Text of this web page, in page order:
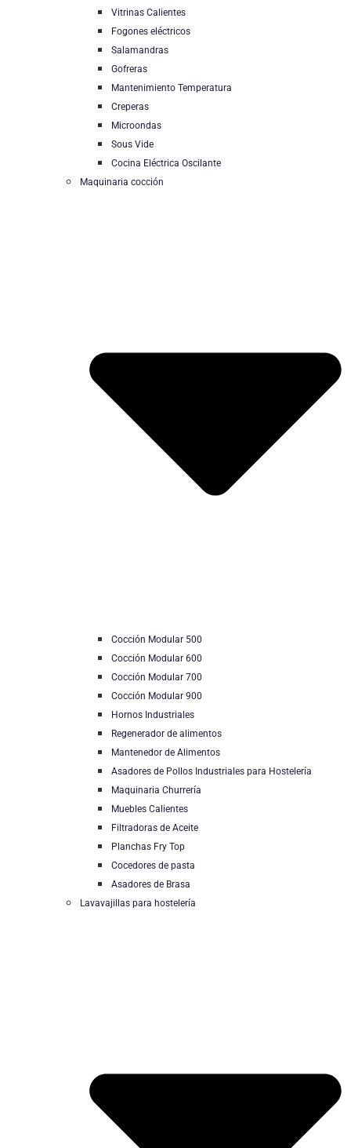
Vitrinas Calientes
Fogones eléctricos
Salamandras
Gofreras
Mantenimiento Temperatura
Creperas
Microondas
Sous Vide
Cocina Eléctrica Oscilante
Maquinaria cocción
Cocción Modular 500
Cocción Modular 600
Cocción Modular 700
Cocción Modular 900
Hornos Industriales
Regenerador de alimentos
Mantenedor de Alimentos
Asadores de Pollos Industriales para Hostelería
Maquinaria Churrería
Muebles Calientes
Filtradoras de Aceite
Planchas Fry Top
Cocedores de pasta
Asadores de Brasa
Lavavajillas para hostelería